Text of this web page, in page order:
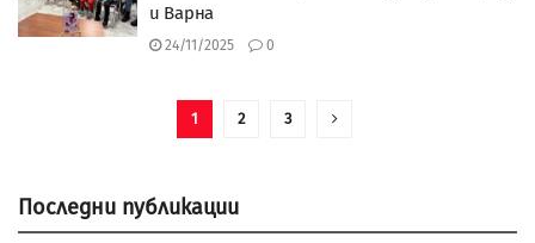
и Варна
24/11/2025 0
1 2 3
Последни публикации